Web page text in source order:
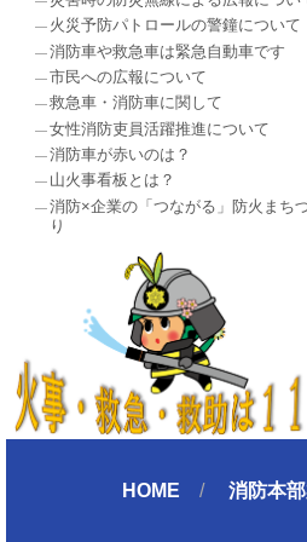
火災予防パトロールの警鐘について
消防車や救急車は緊急自動車です
市民への広報について
救急車・消防車に関して
女性消防吏員活躍推進について
消防車が赤いのは？
山火事看板とは？
消防×企業の「つながる」防火まち
り
HOME 消防本